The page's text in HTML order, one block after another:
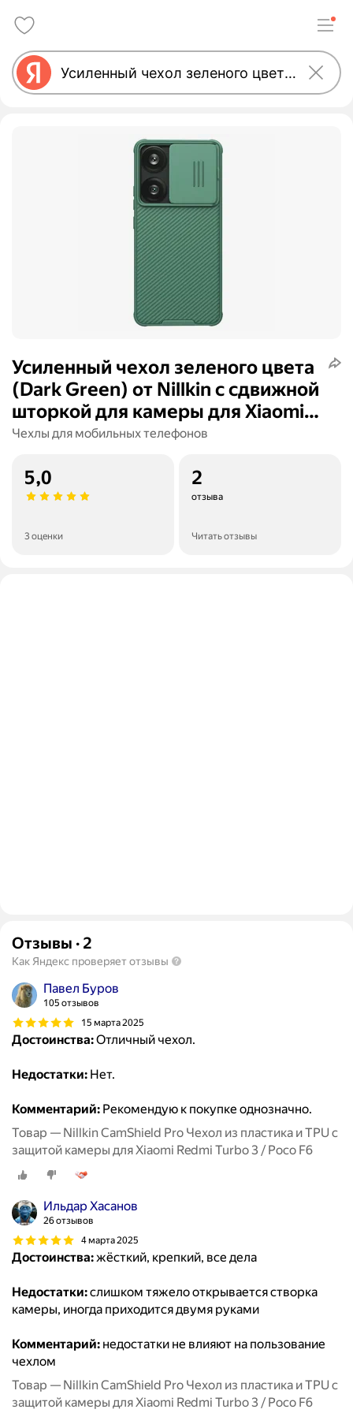
Усиленный чехол зеленого цвета
(Dark Green) от Nillkin с сдвижной
шторкой для камеры для Xiaomi
Redmi Turbo 3 и Poco F6, серия
Чехлы для мобильных телефонов
5,0
3 оценки
2
отзыва
Читать отзывы
Отзывы · 2
Как Яндекс проверяет отзывы
Павел Буров
105 отзывов
15 марта 2025
Достоинства:Отличный чехол.
Недостатки: Нет.
Комментарий: Рекомендую к покупке однозначно.
Товар — Nillkin CamShield Pro Чехол из пластика и TPU с
защитой камеры для Xiaomi Redmi Turbo 3 / Poco F6
Ильдар Хасанов
26 отзывов
4 марта 2025
Достоинства:жёсткий, крепкий, все дела
Недостатки:слишком тяжело открывается створка
камеры, иногда приходится двумя руками
Комментарий: недостатки не влияют на пользование
чехлом
Товар — Nillkin CamShield Pro Чехол из пластика и TPU с
защитой камеры для Xiaomi Redmi Turbo 3 / Poco F6